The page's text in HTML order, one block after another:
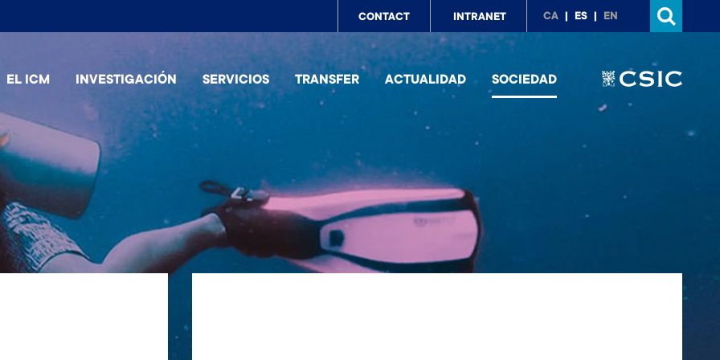
Top
menu
CONTACT INTRANET CA ES EN
EL ICM INVESTIGACIÓN SERVICIOS TRANSFER ACTUALIDAD SOCIEDAD